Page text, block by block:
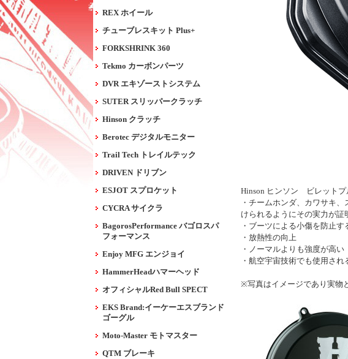
REX ホイール
チューブレスキット Plus+
FORKSHRINK 360
Tekmo カーボンパーツ
DVR エキゾーストシステム
SUTER スリッパークラッチ
Hinson クラッチ
Berotec デジタルモニター
Trail Tech トレイルテック
DRIVEN ドリブン
ESJOT スプロケット
CYCRA サイクラ
BagorosPerformance バゴロスパ
フォーマンス
Enjoy MFG エンジョイ
HammerHeadハマーヘッド
オフィシャルRed Bull SPECT
EKS Brand:イーケーエスブランド
ゴーグル
Moto-Master モトマスター
QTM ブレーキ
Hinson ヒンソン ビレット
・チームホンダ、カワサキ
けられるようにその実力が証
・ブーツによる小傷を防止
・放熱性の向上
・ノーマルよりも強度が高い
・航空宇宙技術でも使用さ
※写真はイメージであり実物